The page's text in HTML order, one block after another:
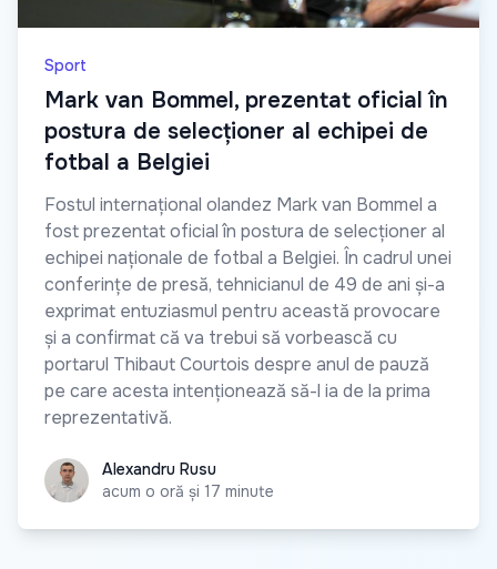
Sport
Mark van Bommel, prezentat oficial în
postura de selecționer al echipei de
fotbal a Belgiei
Fostul internațional olandez Mark van Bommel a
fost prezentat oficial în postura de selecționer al
echipei naționale de fotbal a Belgiei. În cadrul unei
conferințe de presă, tehnicianul de 49 de ani și-a
exprimat entuziasmul pentru această provocare
și a confirmat că va trebui să vorbească cu
portarul Thibaut Courtois despre anul de pauză
pe care acesta intenționează să-l ia de la prima
reprezentativă.
Alexandru Rusu
Alexandru Rusu
acum o oră și 17 minute